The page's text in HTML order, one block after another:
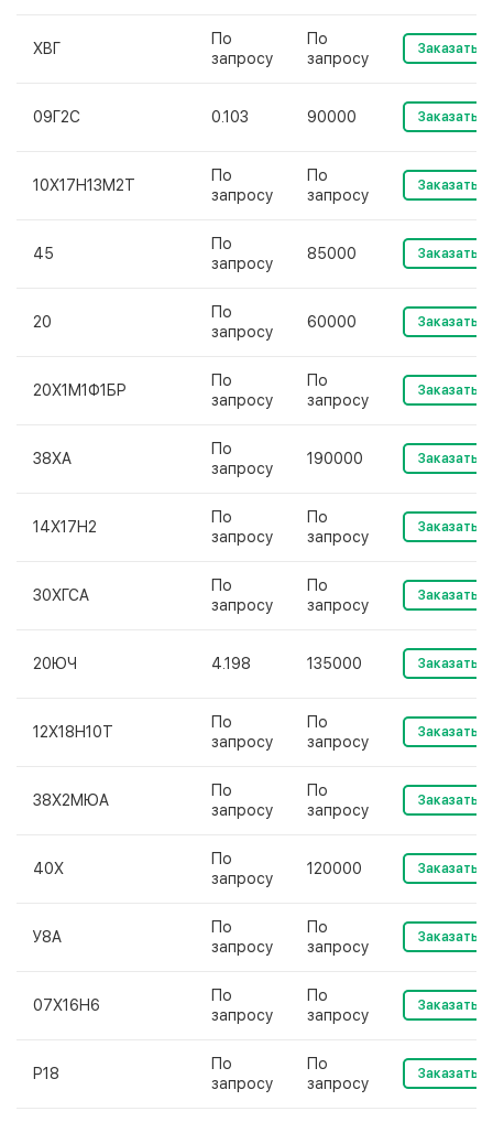
ХВГ
По
запросу
По
запросу
Заказать
09Г2С 0.103 90000 Заказать
10Х17Н13М2Т
По
запросу
По
запросу
Заказать
45
По
запросу
85000 Заказать
20
По
запросу
60000 Заказать
20Х1М1Ф1БР
По
запросу
По
запросу
Заказать
38ХА
По
запросу
190000 Заказать
14Х17Н2
По
запросу
По
запросу
Заказать
30ХГСА
По
запросу
По
запросу
Заказать
20ЮЧ 4.198 135000 Заказать
12Х18Н10Т
По
запросу
По
запросу
Заказать
38Х2МЮА
По
запросу
По
запросу
Заказать
40Х
По
запросу
120000 Заказать
У8А
По
запросу
По
запросу
Заказать
07Х16Н6
По
запросу
По
запросу
Заказать
Р18
По
запросу
По
запросу
Заказать